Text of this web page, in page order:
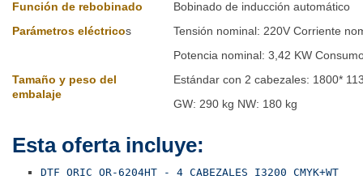
Función de rebobinado
Bobinado de inducción automático
Parámetros eléctricos
Tensión nominal: 220V Corriente
Potencia nominal: 3,42 KW
Tamaño y peso del
embalaje
Estándar con 2 cabezales: 1800*
GW: 290 kg NW: 180 kg
Esta oferta incluye:
DTF ORIC OR-6204HT - 4 CABEZALES I3200 CMYK+WT